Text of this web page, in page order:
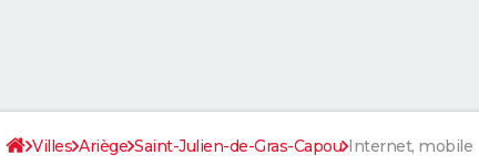
Villes Ariège Saint-Julien-de-Gras-Capou Internet, mobile